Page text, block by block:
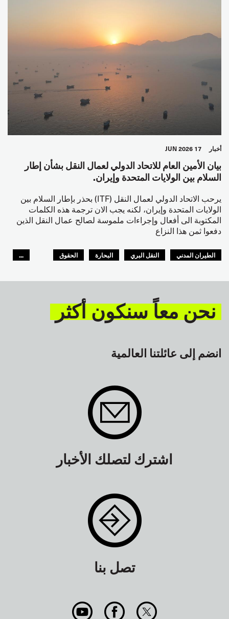
أخبار 17 JUN 2026
بيان الأمين العام للاتحاد الدولي لعمال النقل بشأن إطار
السلام بين الولايات المتحدة وإيران.
يرحب الاتحاد الدولي لعمال النقل (ITF) بحذر بإطار السلام بين
الولايات المتحدة وإيران، لكنه يجب الان ترجمة هذه الكلمات
المكتوبة الى أفعال وإجراءات ملموسة لصالح عمال النقل الذين
دفعوا ثمن هذا النزاع
الطيران المدني النقل البري البحارة
الحقوق
...
نحن معاً سنكون أكثر
انضم إلى عائلتنا العالمية
اشترك لتصلك الأخبار
تصل بنا